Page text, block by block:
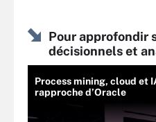
Pour approfondir
décisionnels et
Process mining, cloud et
rapproche d’Oracle